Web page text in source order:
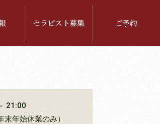
セラピスト募集 ご予約
21:00
末年始休業のみ）